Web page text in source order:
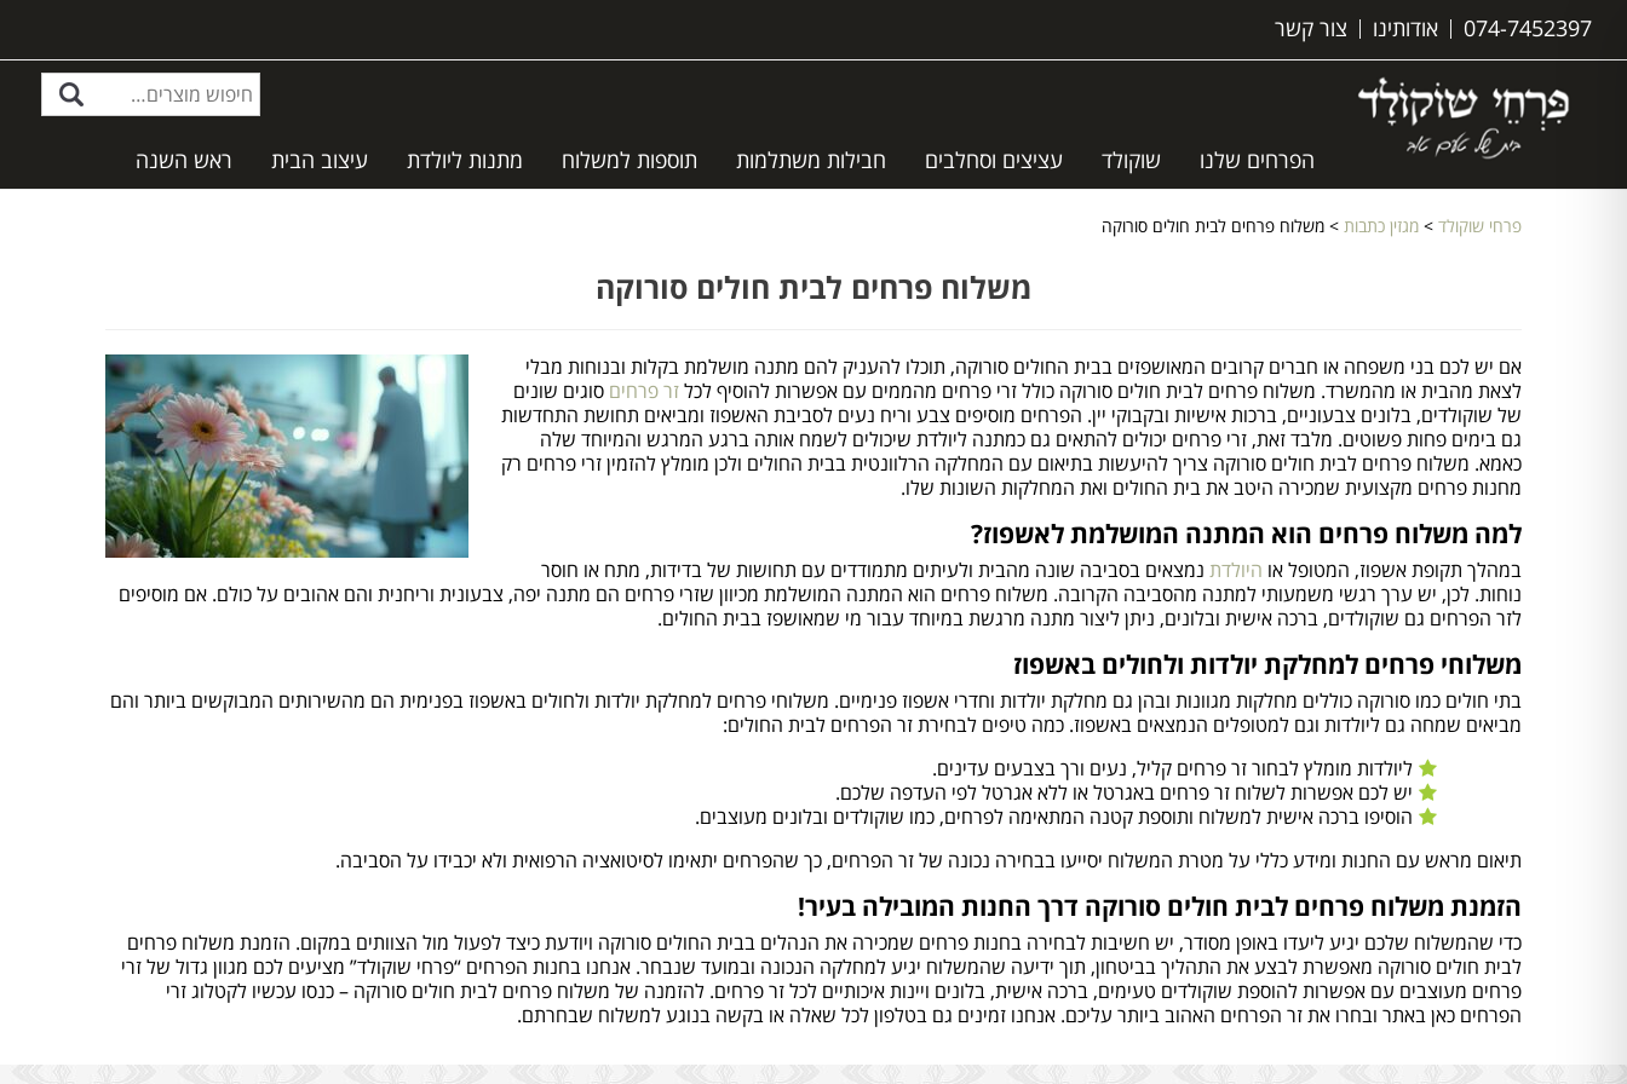
074-7452397 אודותינו צור קשר
הפרחים שלנו שוקולד עציצים וסחלבים חבילות משתלמות תוספות למשלוח מתנות ליולדת עיצוב הבית ראש השנה
פרחי שוקולד > מגזין כתבות > משלוח פרחים לבית חולים סורוקה
משלוח פרחים לבית חולים סורוקה
אם יש לכם בני משפחה או חברים קרובים המאושפזים בבית החולים סורוקה, תוכלו להעניק להם מתנה מושלמת בקלות ובנוחות מבלי
לצאת מהבית או מהמשרד. משלוח פרחים לבית חולים סורוקה כולל זרי פרחים מהממים עם אפשרות להוסיף לכלזר פרחים סוגים שונים
של שוקולדים, בלונים צבעוניים, ברכות אישיות ובקבוקי יין. הפרחים מוסיפים צבע וריח נעים לסביבת האשפוז ומביאים תחושת התחדשות
גם בימים פחות פשוטים. מלבד זאת, זרי פרחים יכולים להתאים גם כמתנה ליולדת שיכולים לשמח אותה ברגע המרגש והמיוחד שלה
כאמא. משלוח פרחים לבית חולים סורוקה צריך להיעשות בתיאום עם המחלקה הרלוונטית בבית החולים ולכן מומלץ להזמין זרי פרחים רק
מחנות פרחים מקצועית שמכירה היטב את בית החולים ואת המחלקות השונות שלו.
למה משלוח פרחים הוא המתנה המושלמת לאשפוז?
במהלך תקופת אשפוז, המטופל או היולדת נמצאים בסביבה שונה מהבית ולעיתים מתמודדים עם תחושות של בדידות, מתח או חוסר
נוחות. לכן, יש ערך רגשי משמעותי למתנה מהסביבה הקרובה. משלוח פרחים הוא המתנה המושלמת מכיוון שזרי פרחים הם מתנה יפה, צבעונית וריחנית והם אהובים על כולם. אם מוסיפים
לזר הפרחים גם שוקולדים, ברכה אישית ובלונים, ניתן ליצור מתנה מרגשת במיוחד עבור מי שמאושפז בבית החולים.
משלוחי פרחים למחלקת יולדות ולחולים באשפוז
בתי חולים כמו סורוקה כוללים מחלקות מגוונות ובהן גם מחלקת יולדות וחדרי אשפוז פנימיים. משלוחי פרחים למחלקת יולדות ולחולים באשפוז בפנימית הם מהשירותים המבוקשים ביותר והם
מביאים שמחה גם ליולדות וגם למטופלים הנמצאים באשפוז. כמה טיפים לבחירת זר הפרחים לבית החולים:
ליולדות מומלץ לבחור זר פרחים קליל, נעים ורך בצבעים עדינים.
יש לכם אפשרות לשלוח זר פרחים באגרטל או ללא אגרטל לפי העדפה שלכם.
הוסיפו ברכה אישית למשלוח ותוספת קטנה המתאימה לפרחים, כמו שוקולדים ובלונים מעוצבים.
תיאום מראש עם החנות ומידע כללי על מטרת המשלוח יסייעו בבחירה נכונה של זר הפרחים, כך שהפרחים יתאימו לסיטואציה הרפואית ולא יכבידו על הסביבה.
הזמנת משלוח פרחים לבית חולים סורוקה דרך החנות המובילה בעיר!
כדי שהמשלוח שלכם יגיע ליעדו באופן מסודר, יש חשיבות לבחירה בחנות פרחים שמכירה את הנהלים בבית החולים סורוקה ויודעת כיצד לפעול מול הצוותים במקום. הזמנת משלוח פרחים
לבית חולים סורוקה מאפשרת לבצע את התהליך בביטחון, תוך ידיעה שהמשלוח יגיע למחלקה הנכונה ובמועד שנבחר. אנחנו בחנות הפרחים “פרחי שוקולד” מציעים לכם מגוון גדול של זרי
פרחים מעוצבים עם אפשרות להוספת שוקולדים טעימים, ברכה אישית, בלונים ויינות איכותיים לכל זר פרחים. להזמנה של משלוח פרחים לבית חולים סורוקה – כנסו עכשיו לקטלוג זרי
הפרחים כאן באתר ובחרו את זר הפרחים האהוב ביותר עליכם. אנחנו זמינים גם בטלפון לכל שאלה או בקשה בנוגע למשלוח שבחרתם.